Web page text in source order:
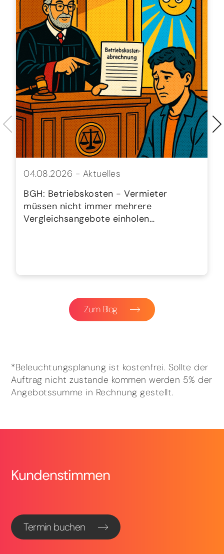
04.08.2026 - Aktuelles
BGH: Betriebskosten - Vermieter
müssen nicht immer mehrere
Vergleichsangebote einholen…
Zum Blog
*Beleuchtungsplanung ist kostenfrei. Sollte der
Auftrag nicht zustande kommen werden 5% der
Angebotssumme in Rechnung gestellt.
Kundenstimmen
Termin buchen